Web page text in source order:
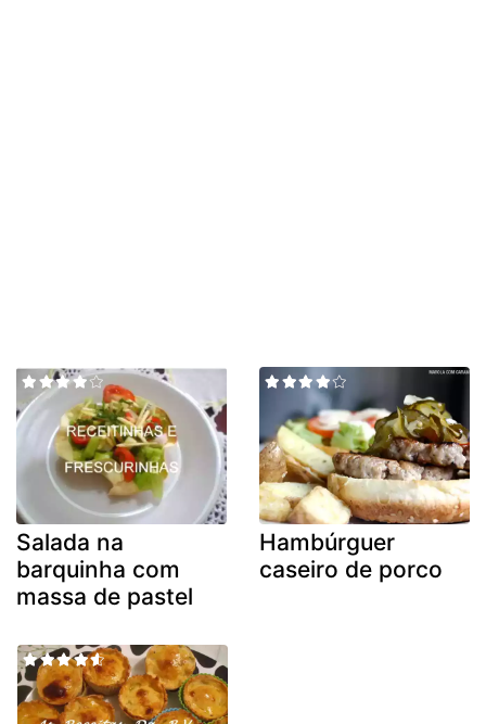
Salada na
barquinha com
massa de pastel
Hambúrguer
caseiro de porco